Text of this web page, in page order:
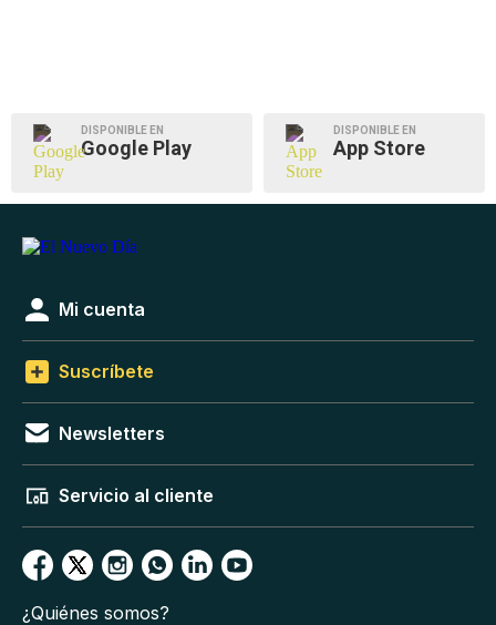
DISPONIBLE EN
Google Play
DISPONIBLE EN
App Store
Mi cuenta
Suscríbete
Newsletters
Servicio al cliente
¿Quiénes somos?